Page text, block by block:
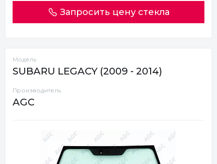
Запросить цену стекла
Модель
SUBARU LEGACY (2009 - 2014)
Производитель
AGC